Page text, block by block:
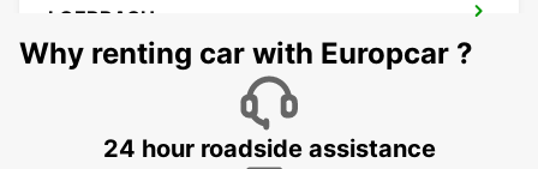
LOERRACH
LOERRACH - GERMANY
Why renting car with Europcar ?
24 hour roadside assistance